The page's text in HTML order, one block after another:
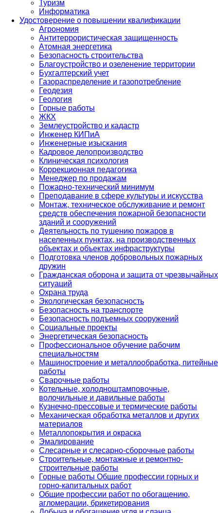
Туризм
Информатика
Удостоверение о повышении квалификации
Агрономия
Антитеррористическая защищенность
Атомная энергетика
Безопасность строительства
Благоустройство и озеленение территории
Бухгалтерский учет
Газораспределение и газопотребление
Геодезия
Геология
Горные работы
ЖКХ
Землеустройство и кадастр
Инженер КИПиА
Инженерные изыскания
Кадровое делопроизводство
Клиническая психология
Коррекционная педагогика
Менеджер по продажам
Пожарно-технический минимум
Преподавание в сфере культуры и искусства
Монтаж, техническое обслуживание и ремонт
средств обеспечения пожарной безопасности
зданий и сооружений
Деятельность по тушению пожаров в
населенных пунктах, на производственных
объектах и объектах инфраструктуры
Подготовка членов добровольных пожарных
дружин
Гражданская оборона и защита от чрезвычайных
ситуаций
Охрана труда
Экологическая безопасность
Безопасность на транспорте
Безопасность подъемных сооружений
Социальные проекты
Энергетическая безопасность
Профессиональное обучение рабочим
специальностям
Машиностроение и металлообработка, питейные
работы
Сварочные работы
Котельные, холодноштамповочные,
волочильные и давильные работы
Кузнечно-прессовые и термические работы
Механическая обработка металлов и других
материалов
Металлопокрытия и окраска
Эмалирование
Слесарные и слесарно-сборочные работы
Строительные, монтажные и ремонтно-
строительные работы
Горные работы Общие профессии горных и
горно-капитальных работ
Общие профессии работ по обогащению,
агломерации, брикетирования